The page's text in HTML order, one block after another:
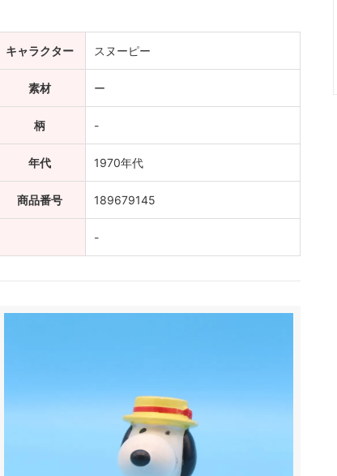
キャラクター スヌーピー
素材 ー
柄 -
年代 1970年代
商品番号 189679145
-